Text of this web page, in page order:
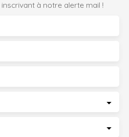
à notre alerte mail !